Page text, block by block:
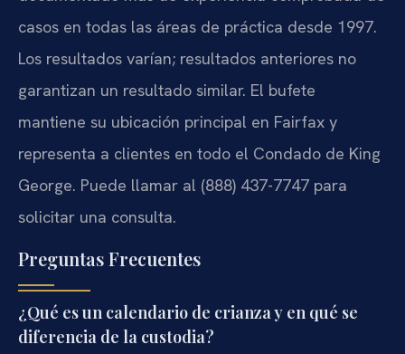
casos en todas las áreas de práctica desde 1997.
Los resultados varían; resultados anteriores no
garantizan un resultado similar. El bufete
mantiene su ubicación principal en Fairfax y
representa a clientes en todo el Condado de King
George. Puede llamar al (888) 437-7747 para
solicitar una consulta.
Preguntas Frecuentes
¿Qué es un calendario de crianza y en qué se
diferencia de la custodia?